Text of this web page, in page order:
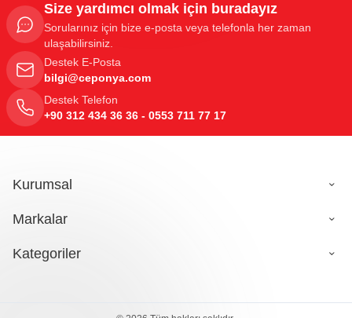
Size yardımcı olmak için buradayız
Sorularınız için bize e-posta veya telefonla her zaman
ulaşabilirsiniz.
Destek E-Posta
bilgi@ceponya.com
Destek Telefon
+90 312 434 36 36 - 0553 711 77 17
Kurumsal
Markalar
Kategoriler